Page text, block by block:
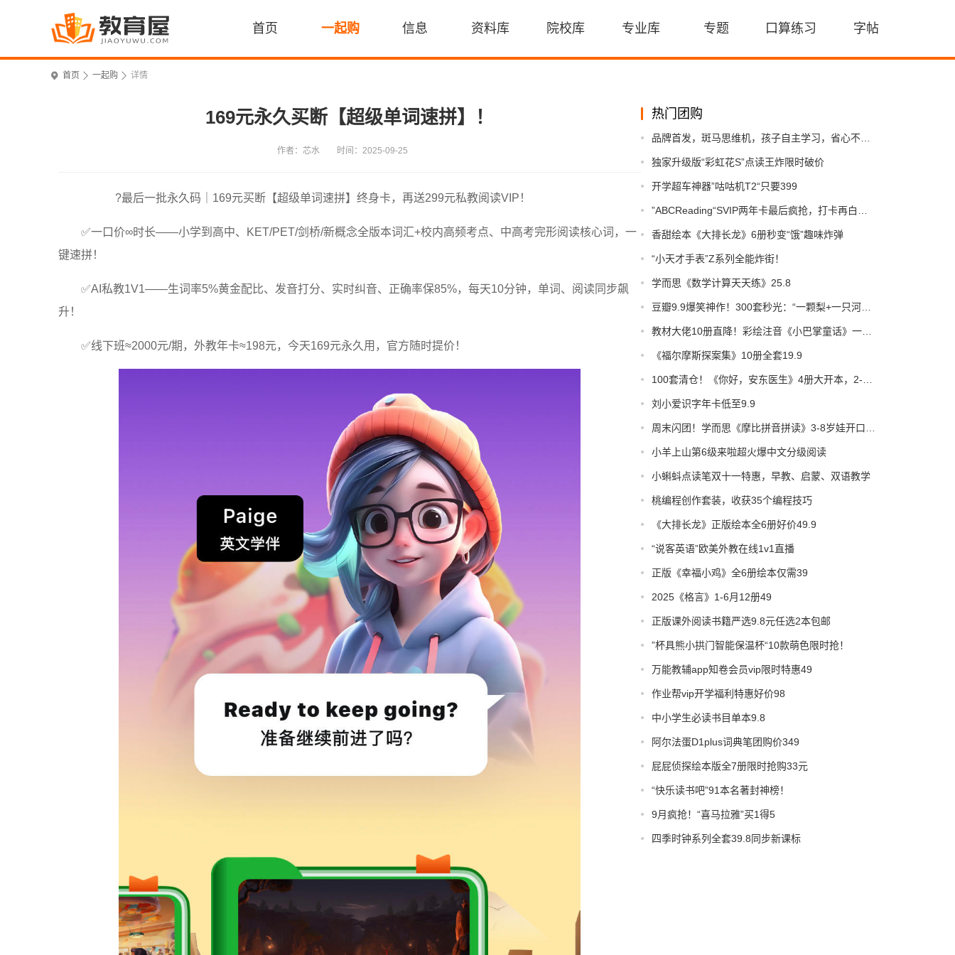
首页 一起购 信息 资料库 院校库 专业库 专题 口算练习 字帖
首页 一起购 详情
热门团购
独家升级版“彩虹花S”点读王炸限时破价
开学超车神器”咕咕机T2“只要399
香甜绘本《大排长龙》6册秒变“饿”趣味炸弹
“小天才手表”Z系列全能炸街！
学而思《数学计算天天练》25.8
《福尔摩斯探案集》10册全套19.9
刘小爱识字年卡低至9.9
小羊上山第6级来啦超火爆中文分级阅读
小蝌蚪点读笔双十一特惠，早教、启蒙、双语教学
桃编程创作套装，收获35个编程技巧
《大排长龙》正版绘本全6册好价49.9
“说客英语”欧美外教在线1v1直播
正版《幸福小鸡》全6册绘本仅需39
2025《格言》1-6月12册49
正版课外阅读书籍严选9.8元任选2本包邮
”杯具熊小拱门智能保温杯“10款萌色限时抢！
万能教辅app知卷会员vip限时特惠49
作业帮vip开学福利特惠好价98
中小学生必读书目单本9.8
阿尔法蛋D1plus词典笔团购价349
屁屁侦探绘本版全7册限时抢购33元
“快乐读书吧”91本名著封神榜！
9月疯抢！“喜马拉雅”买1得5
四季时钟系列全套39.8同步新课标
169元永久买断【超级单词速拼】！
作者：芯水 时间：2025-09-25
?最后一批永久码｜169元买断【超级单词速拼】终身卡，再送299元私教阅读VIP！
✅一口价∞时长——小学到高中、KET/PET/剑桥/新概念全版本词汇+校内高频考点、中高考完形阅读核心词，一
键速拼！
✅AI私教1V1——生词率5%黄金配比、发音打分、实时纠音、正确率保85%，每天10分钟，单词、阅读同步飙
升！
✅线下班≈2000元/期，外教年卡≈198元，今天169元永久用，官方随时提价！